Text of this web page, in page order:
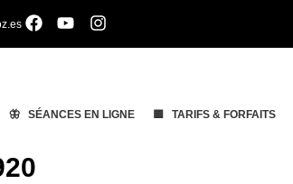
🦋 SÉANCES EN LIGNE 🟨 TARIFS & FORFAITS